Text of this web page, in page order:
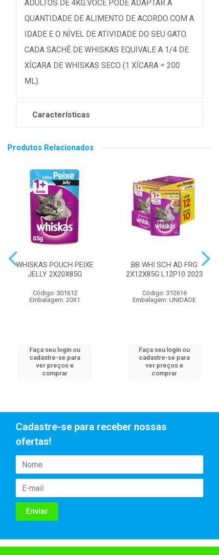
ADULTOS DE 4KG.VOCÊ PODE ADAPTAR A
QUANTIDADE DE ALIMENTO DE ACORDO COM A
IDADE E O NÍVEL DE ATIVIDADE DO SEU GATO.
CADA SACHÊ DE WHISKAS EQUIVALE A 1/4 DE
XÍCARA DE WHISKAS SECO (1 XÍCARA = 200
ML).
Características
Produtos Relacionados
WHISKAS POUCH PEIXE
JELLY 2X20X85G
Código: 301612
Embalagem: 20X1
Faça seu login ou
cadastre-se para
ver preços e
comprar
BB WHI SCH AD FRG
2X12X85G L12P10 2023
Código: 312616
Embalagem: UNIDADE
Faça seu login ou
cadastre-se para
ver preços e
comprar
Cadastre-se para receber nossas
ofertas!